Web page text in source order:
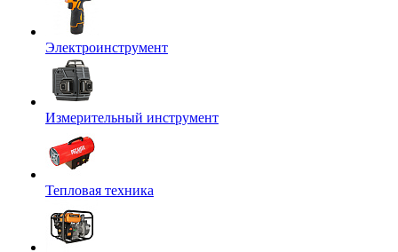
Электроинструмент
Измерительный инструмент
Тепловая техника